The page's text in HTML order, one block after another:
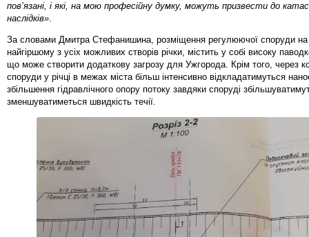
пов’язані, і які, на мою професійну думку, можуть призвести до
наслідків».
За словами Дмитра Стефанишина, розміщення регулюючої споруди
найгіршому з усіх можливих створів річки, містить у собі високу
що може створити додаткову загрозу для Ужгорода. Крім того, через
споруди у річці в межах міста більш інтенсивно відкладатимуться
збільшення гідравлічного опору потоку завдяки споруді
зменшуватиметься швидкість течії.